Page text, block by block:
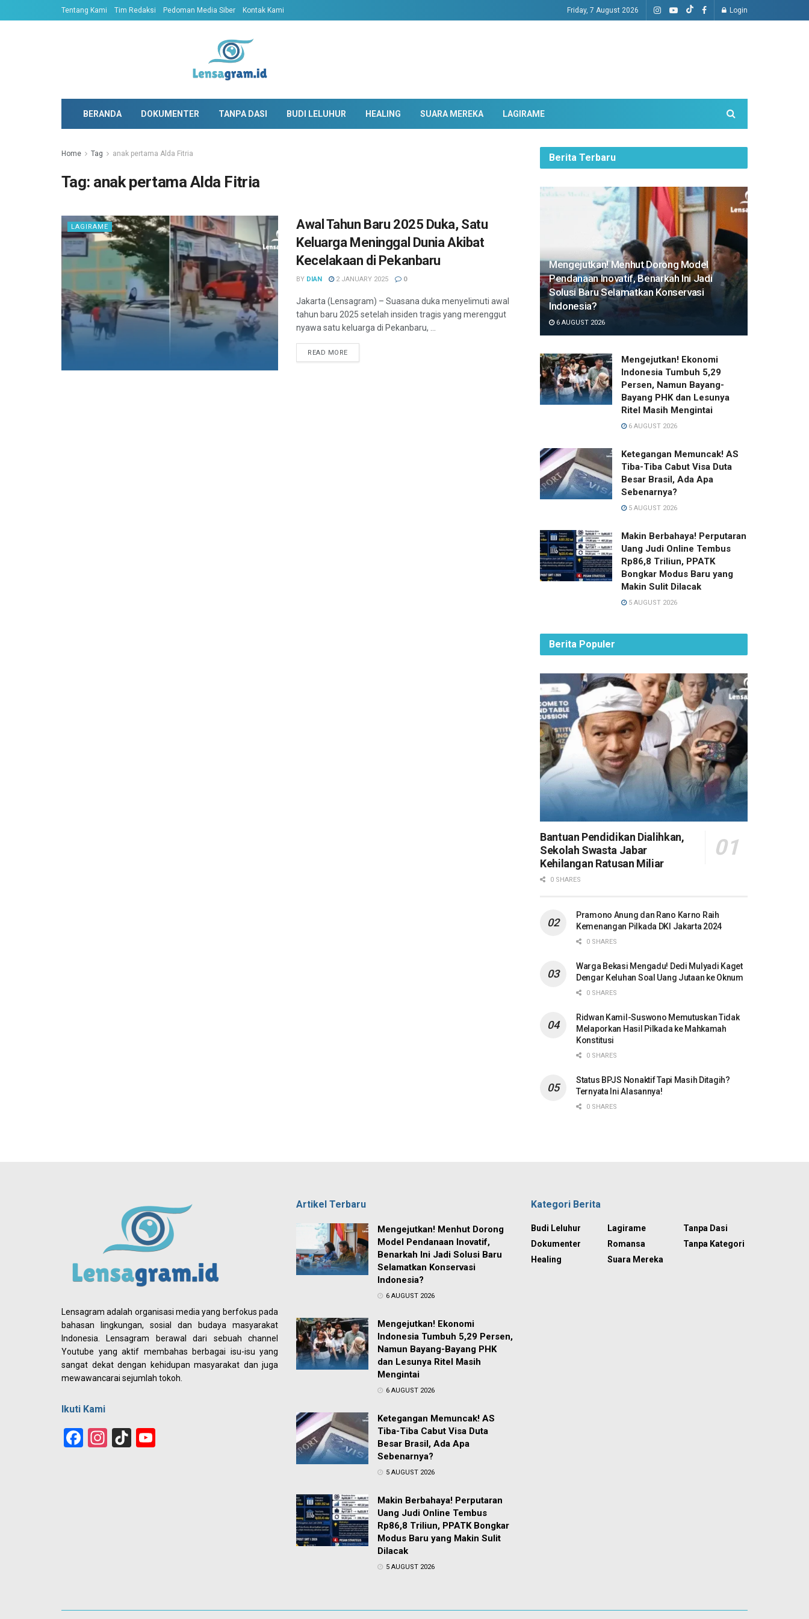
Tentang Kami Tim Redaksi Pedoman Media Siber Kontak Kami Friday, 7 August 2026 Login
BERANDA DOKUMENTER TANPA DASI BUDI LELUHUR HEALING SUARA MEREKA LAGIRAME
Home Tag anak pertama Alda Fitria
Tag: anak pertama Alda Fitria
LAGIRAME
Awal Tahun Baru 2025 Duka, Satu
Keluarga Meninggal Dunia Akibat
Kecelakaan di Pekanbaru
BY DIAN 2 JANUARY 2025 0
Jakarta (Lensagram) – Suasana duka menyelimuti awal
tahun baru 2025 setelah insiden tragis yang merenggut
nyawa satu keluarga di Pekanbaru, ...
READ MORE
Berita Terbaru
Mengejutkan! Menhut Dorong Model
Pendanaan Inovatif, Benarkah Ini Jadi
Solusi Baru Selamatkan Konservasi
Indonesia?
6 AUGUST 2026
Mengejutkan! Ekonomi
Indonesia Tumbuh 5,29
Persen, Namun Bayang-
Bayang PHK dan Lesunya
Ritel Masih Mengintai
6 AUGUST 2026
Ketegangan Memuncak! AS
Tiba-Tiba Cabut Visa Duta
Besar Brasil, Ada Apa
Sebenarnya?
5 AUGUST 2026
Makin Berbahaya! Perputaran
Uang Judi Online Tembus
Rp86,8 Triliun, PPATK
Bongkar Modus Baru yang
Makin Sulit Dilacak
5 AUGUST 2026
Berita Populer
Bantuan Pendidikan Dialihkan,
Sekolah Swasta Jabar
Kehilangan Ratusan Miliar
0 SHARES
Pramono Anung dan Rano Karno Raih
Kemenangan Pilkada DKI Jakarta 2024
0 SHARES
Warga Bekasi Mengadu! Dedi Mulyadi Kaget
Dengar Keluhan Soal Uang Jutaan ke Oknum
0 SHARES
Ridwan Kamil-Suswono Memutuskan Tidak
Melaporkan Hasil Pilkada ke Mahkamah
Konstitusi
0 SHARES
Status BPJS Nonaktif Tapi Masih Ditagih?
Ternyata Ini Alasannya!
0 SHARES
Lensagram adalah organisasi media yang berfokus pada
bahasan lingkungan, sosial dan budaya masyarakat
Indonesia. Lensagram berawal dari sebuah channel
Youtube yang aktif membahas berbagai isu-isu yang
sangat dekat dengan kehidupan masyarakat dan juga
mewawancarai sejumlah tokoh.
Ikuti Kami
Facebook
Instagram
TikTok
Artikel Terbaru
Mengejutkan! Menhut Dorong
Model Pendanaan Inovatif,
Benarkah Ini Jadi Solusi Baru
Selamatkan Konservasi
Indonesia?
6 AUGUST 2026
Mengejutkan! Ekonomi
Indonesia Tumbuh 5,29 Persen,
Namun Bayang-Bayang PHK
dan Lesunya Ritel Masih
Mengintai
6 AUGUST 2026
Ketegangan Memuncak! AS
Tiba-Tiba Cabut Visa Duta
Besar Brasil, Ada Apa
Sebenarnya?
5 AUGUST 2026
Makin Berbahaya! Perputaran
Uang Judi Online Tembus
Rp86,8 Triliun, PPATK Bongkar
Modus Baru yang Makin Sulit
Dilacak
5 AUGUST 2026
Kategori Berita
Budi Leluhur
Dokumenter
Healing
Lagirame
Romansa
Suara Mereka
Tanpa Dasi
Tanpa Kategori